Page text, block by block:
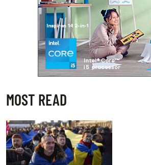
MOST READ